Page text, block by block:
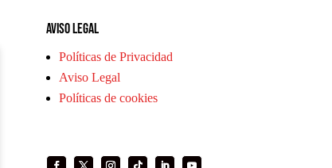
Aviso legal
Políticas de Privacidad
Aviso Legal
Políticas de cookies